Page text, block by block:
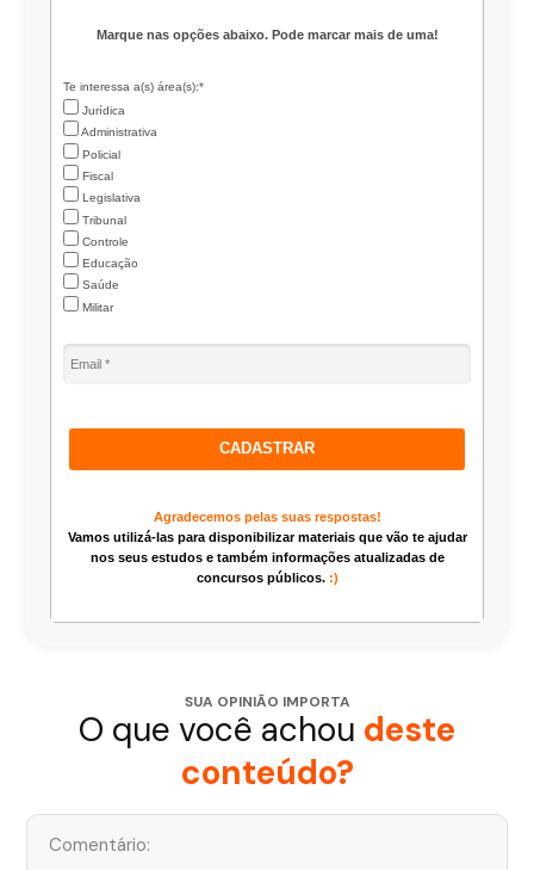
Marque nas opções abaixo. Pode marcar mais de uma!
Te interessa a(s) área(s):*
Jurídica
Administrativa
Policial
Fiscal
Legislativa
Tribunal
Controle
Educação
Saúde
Militar
CADASTRAR
Agradecemos pelas suas respostas!
Vamos utilizá-las para disponibilizar materiais que vão te ajudar
nos seus estudos e também informações atualizadas de
concursos públicos. :)
SUA OPINIÃO IMPORTA
O que você achou deste
conteúdo?